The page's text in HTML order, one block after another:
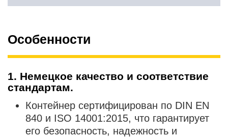
Особенности
1. Немецкое качество и соответствие
стандартам.
Контейнер сертифицирован по DIN EN
840 и ISO 14001:2015, что гарантирует
его безопасность, надежность и